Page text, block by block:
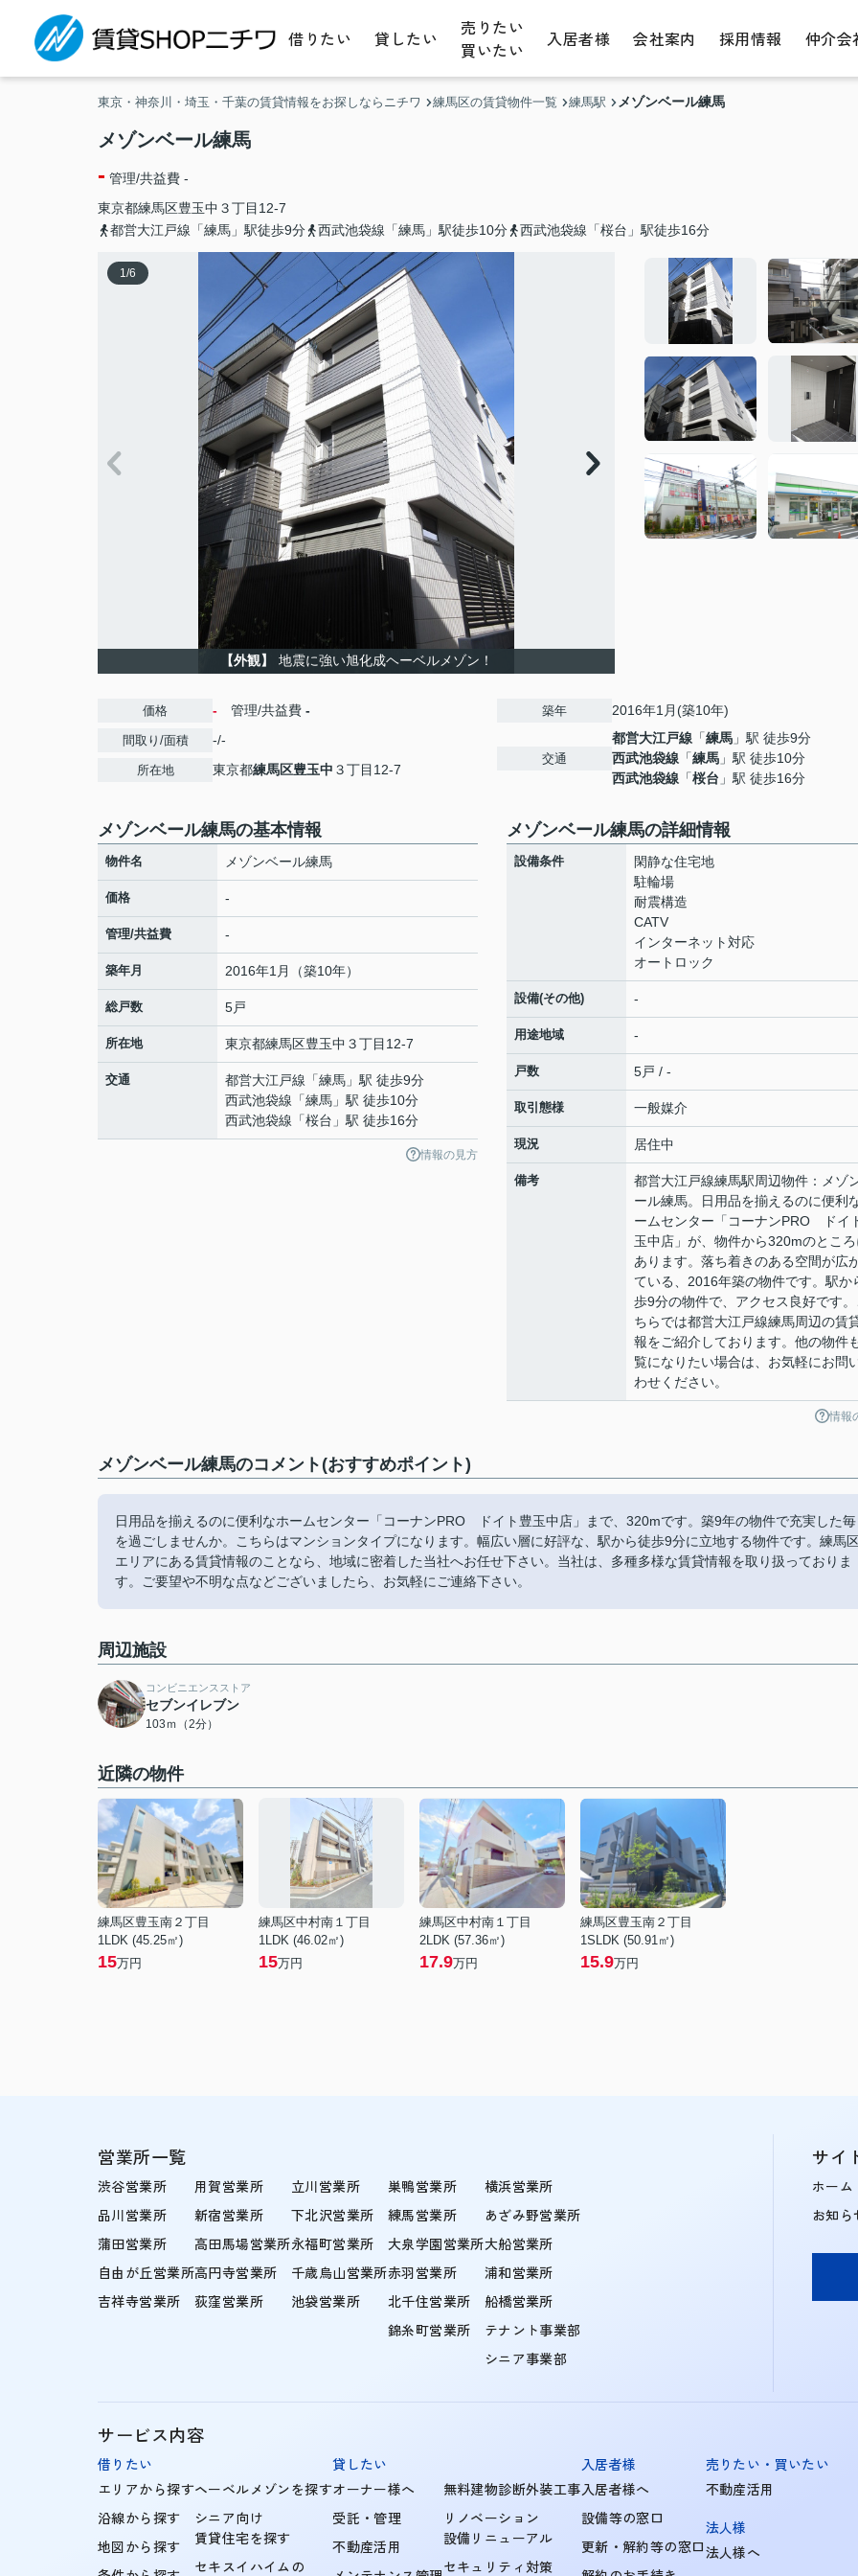
借りたい 貸したい
売りたい
買いたい
入居者様 会社案内 採用情報 仲介会
東京・神奈川・埼玉・千葉の賃貸情報をお探しならニチワ 練馬区の賃貸物件一覧 練馬駅 メゾンベール練馬
メゾンベール練馬
- 管理/共益費 -
東京都練馬区豊玉中 ３丁目12-7
都営大江戸線「練馬」駅徒歩9分
西武池袋線「練馬」駅徒歩10分 西武池袋線「桜台」駅徒歩16分
1/6
【外観】 地震に強い旭化成ヘーベルメゾン！
価格 - 管理/共益費 -
間取り/面積 -/-
所在地 東京都練馬区豊玉中 ３丁目12-7
築年 2016年1月(築10年)
交通
都営大江戸線 「練馬 」駅 徒歩9分
西武池袋線 「練馬 」駅 徒歩10分
西武池袋線 「桜台 」駅 徒歩16分
メゾンベール練馬の基本情報
物件名 メゾンベール練馬
価格 -
管理/共益費 -
築年月 2016年1月（築10年）
総戸数 5戸
所在地 東京都練馬区豊玉中 ３丁目12-7
交通 都営大江戸線 「練馬 」駅 徒歩9分
西武池袋線 「練馬 」駅 徒歩10分
西武池袋線 「桜台 」駅 徒歩16分
情報の見方
メゾンベール練馬の詳細情報
設備条件
閑静な住宅地
駐輪場
耐震構造
CATV
インターネット対応
オートロック
設備(その他) -
用途地域 -
戸数 5戸 / -
取引態様 一般媒介
現況 居住中
備考
都営大江戸線練馬駅周辺物件：メゾ
ール練馬。日用品を揃えるのに便利
ームセンター「コーナンPRO ドイ
玉中店」が、物件から320mのところ
あります。落ち着きのある空間が広
ている、2016年築の物件です。駅か
歩9分の物件で、アクセス良好です。
ちらでは都営大江戸線練馬周辺の賃
報をご紹介しております。他の物件
覧になりたい場合は、お気軽にお問
わせください。
情報
メゾンベール練馬のコメント(おすすめポイント)
日用品を揃えるのに便利なホームセンター「コーナンPRO ドイト豊玉中店」まで、320mです。築9年の物件で充実した毎
を過ごしませんか。こちらはマンションタイプになります。幅広い層に好評な、駅から徒歩9分に立地する物件です。練馬
エリアにある賃貸情報のことなら、地域に密着した当社へお任せ下さい。当社は、多種多様な賃貸情報を取り扱っておりま
す。ご要望や不明な点などございましたら、お気軽にご連絡下さい。
周辺施設
コンビニエンスストア
セブンイレブン
103ｍ（2分）
近隣の物件
練馬区豊玉南２丁目
1LDK (45.25㎡)
15万円
練馬区中村南１丁目
1LDK (46.02㎡)
15万円
練馬区中村南１丁目
2LDK (57.36㎡)
17.9万円
練馬区豊玉南２丁目
1SLDK (50.91㎡)
15.9万円
営業所一覧
渋谷営業所
品川営業所
蒲田営業所
自由が丘営業所
吉祥寺営業所
用賀営業所
新宿営業所
高田馬場営業所
高円寺営業所
荻窪営業所
立川営業所
下北沢営業所
永福町営業所
千歳烏山営業所
池袋営業所
巣鴨営業所
練馬営業所
大泉学園営業所
赤羽営業所
北千住営業所
錦糸町営業所
横浜営業所
あざみ野営業所
大船営業所
浦和営業所
船橋営業所
テナント事業部
シニア事業部
サイ
ホーム
お知ら
サービス内容
借りたい
エリアから探す
沿線から探す
地図から探す
ヘーベルメゾンを探す
シニア向け
賃貸住宅を探す
セキスイハイムの
貸したい
オーナー様へ
受託・管理
不動産活用
無料建物診断外装工事
リノベーション
設備リニューアル
セキュリティ対策
入居者様
入居者様へ
設備等の窓口
更新・解約等の窓口
売りたい・買いたい
不動産活用
法人様
法人様へ